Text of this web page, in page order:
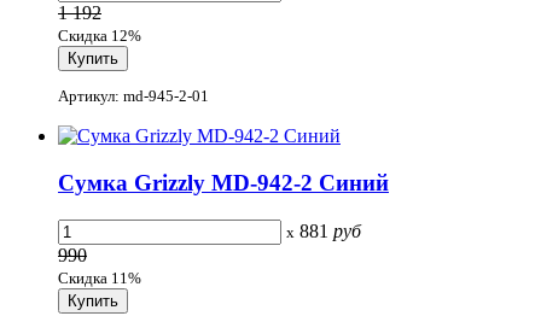
1 192
Скидка 12%
Артикул: md-945-2-01
Сумка Grizzly MD-942-2 Синий
x 881 руб
990
Скидка 11%